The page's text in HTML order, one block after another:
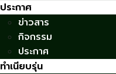
ประกาศ
ข่าวสาร
กิจกรรม
ประกาศ
ทำเนียบรุ่น